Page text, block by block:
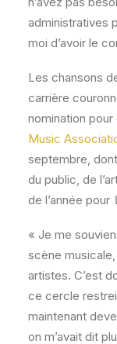
administratives
moi d’avoir le
Les chansons
carrière
nomination pour
Music
septembre,
du public, de
de l’année pour
« Je me
scène
artistes. C’est
ce cercle
maintenant
on m’avait dit